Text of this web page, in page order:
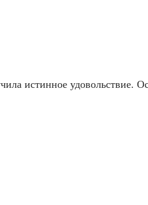
удовольствие.